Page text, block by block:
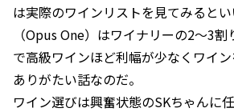
は実際のワインリストを見てみると
（Opus One）はワイナリーの2〜3
で高級ワインほど利幅が少なくワイ
ありがたい話なのだ。
ワイン選びは興奮状態のSKちゃんに任